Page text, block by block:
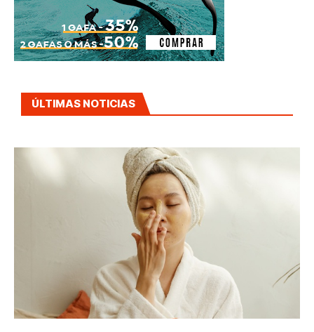
ÚLTIMAS NOTICIAS